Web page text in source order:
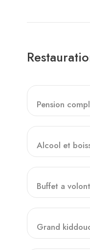
Pension
Alcool et
Buffet a
Grand